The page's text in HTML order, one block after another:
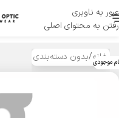
عبور به ناوبری
رفتن به محتوای اصلی
منو
خانه/بدون دسته‌بندی موجودی